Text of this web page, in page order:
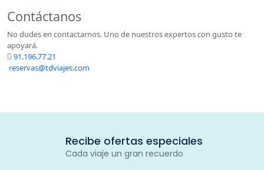
Contáctanos
No dudes en contactarnos. Uno de nuestros expertos con gusto te
apoyará.
91.196.77.21
reservas@tdviajes.com
Recibe ofertas especiales
Cada viaje un gran recuerdo